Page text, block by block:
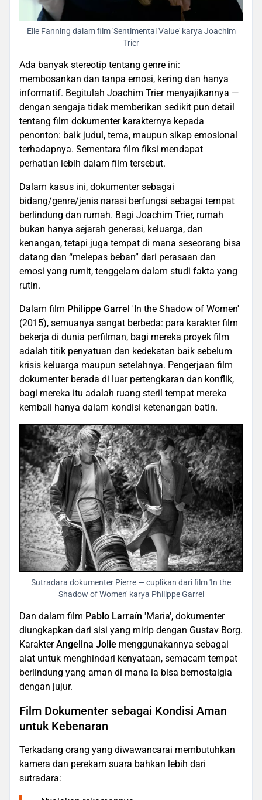
Elle Fanning dalam film 'Sentimental Value' karya Joachim
Trier
Ada banyak stereotip tentang genre ini:
membosankan dan tanpa emosi, kering dan hanya
informatif. Begitulah Joachim Trier menyajikannya —
dengan sengaja tidak memberikan sedikit pun detail
tentang film dokumenter karakternya kepada
penonton: baik judul, tema, maupun sikap emosional
terhadapnya. Sementara film fiksi mendapat
perhatian lebih dalam film tersebut.
Dalam kasus ini, dokumenter sebagai
bidang/genre/jenis narasi berfungsi sebagai tempat
berlindung dan rumah. Bagi Joachim Trier, rumah
bukan hanya sejarah generasi, keluarga, dan
kenangan, tetapi juga tempat di mana seseorang bisa
datang dan “melepas beban” dari perasaan dan
emosi yang rumit, tenggelam dalam studi fakta yang
rutin.
Dalam film Philippe Garrel 'In the Shadow of Women'
(2015), semuanya sangat berbeda: para karakter film
bekerja di dunia perfilman, bagi mereka proyek film
adalah titik penyatuan dan kedekatan baik sebelum
krisis keluarga maupun setelahnya. Pengerjaan film
dokumenter berada di luar pertengkaran dan konflik,
bagi mereka itu adalah ruang steril tempat mereka
kembali hanya dalam kondisi ketenangan batin.
Sutradara dokumenter Pierre — cuplikan dari film 'In the
Shadow of Women' karya Philippe Garrel
Dan dalam film Pablo Larraín 'Maria', dokumenter
diungkapkan dari sisi yang mirip dengan Gustav Borg.
KarakterAngelina Jolie menggunakannya sebagai
alat untuk menghindari kenyataan, semacam tempat
berlindung yang aman di mana ia bisa bernostalgia
dengan jujur.
Film Dokumenter sebagai Kondisi Aman
untuk Kebenaran
Terkadang orang yang diwawancarai membutuhkan
kamera dan perekam suara bahkan lebih dari
sutradara: